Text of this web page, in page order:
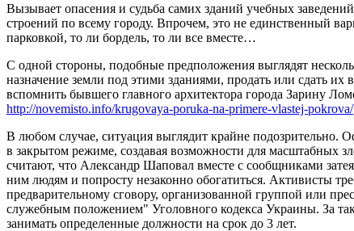
Вызывает опасения и судьба самих зданий учебных
строений по всему городу. Впрочем, это не единственный
парковкой, то ли бордель, то ли все вместе…
С одной стороны, подобные предположения выглядят
назначение земли под этими зданиями, продать или сдать
вспомнить бывшего главного архитектора города Зарину
http://novemisto.info/krugovaya-poruka-na-primere-vlastej-pokrova/
В любом случае, ситуация выглядит крайне подозрительно.
в закрытом режиме, создавая возможности для масштабных
считают, что Александр Шаповал вместе с сообщниками
ним людям и попросту незаконно обогатиться. Активисты
предварительному сговору, организованной группой или
служебным положением" Уголовного кодекса Украины. За
занимать определенные должности на срок до 3 лет.